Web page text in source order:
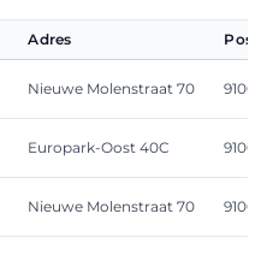
Adres
Nieuwe Molenstraat 70 9100
Europark-Oost 40C 9100
Nieuwe Molenstraat 70 9100